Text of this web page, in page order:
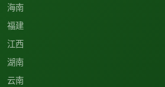
海南
福建
江西
湖南
云南